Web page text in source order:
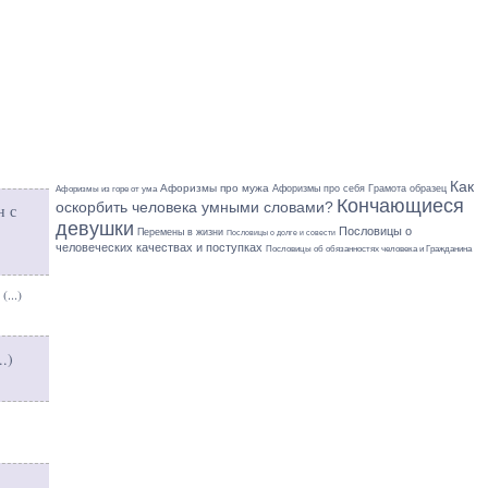
с
(...)
)
Афоризмы из горе от ума Афоризмы про мужа Афоризмы про себя Грамота образец Как
оскорбить человека умными словами? Кончающиеся
девушки Перемены в жизни Пословицы о долге и совести Пословицы о
человеческих качествах и поступках Пословицы об обязанностях человека и Гражданина